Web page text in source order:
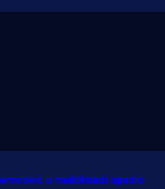
u nadoknadi spasio